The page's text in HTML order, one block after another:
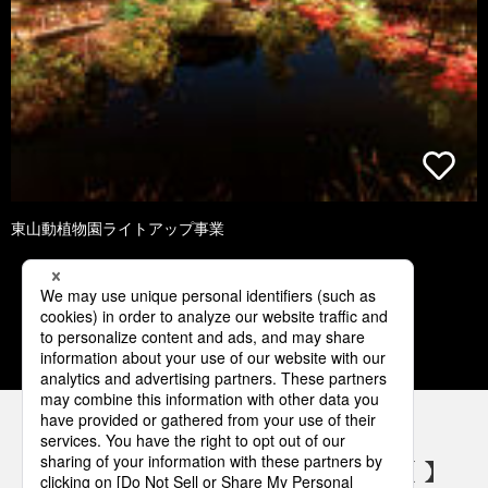
東山動植物園ライトアップ事業
1 2 3 4 5
パナソニックの電気設備 SNSアカウント